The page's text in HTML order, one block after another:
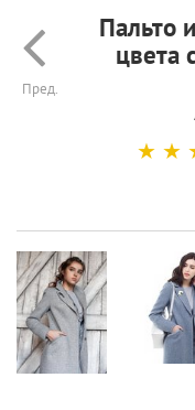
Пред.
Пальто
цвета
☆
☆